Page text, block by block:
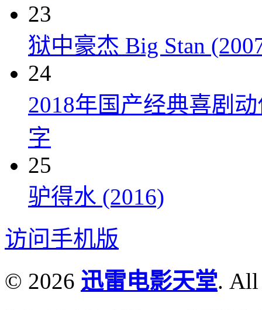
23
狱中豪杰 Big Stan
24
2018年国产经典喜剧
字
25
驴得水 (2016)
访问手机版
© 2026 迅雷电影天堂. All